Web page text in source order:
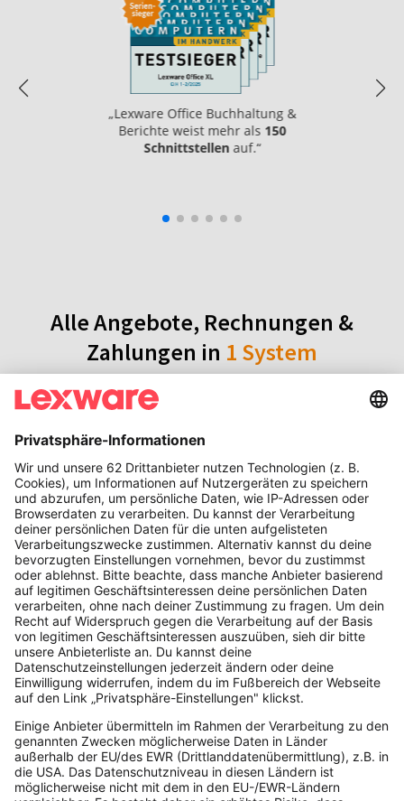
„Lexware Office Buchhaltung &
Berichte weist mehr als 150
Schnittstellen auf.“
Alle Angebote, Rechnungen &
Zahlungen in 1 System
Online-Rechnungsprogramm
mitautomatisierter
Buchhaltung
im Browser + als App